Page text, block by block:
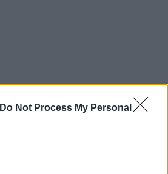
Do Not Process My Personal